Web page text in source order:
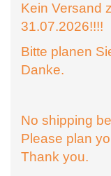
Kein Versand
31.07.2026!!!!
Bitte planen
Danke.
No shipping
Please plan
Thank you.